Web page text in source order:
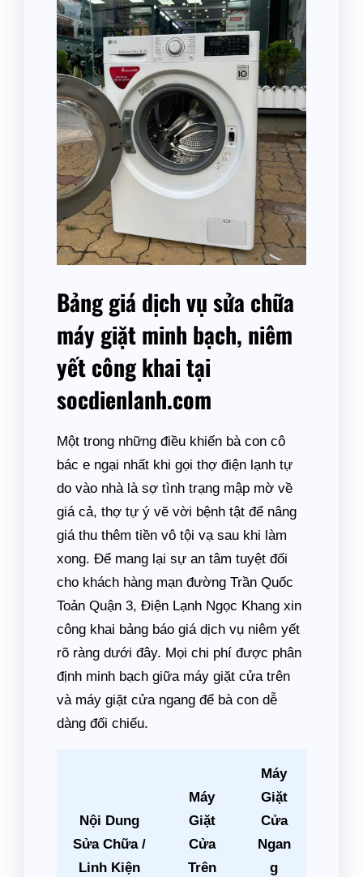
Bảng giá dịch vụ sửa chữa
máy giặt minh bạch, niêm
yết công khai tại
socdienlanh.com
Một trong những điều khiến bà con cô
bác e ngại nhất khi gọi thợ điện lạnh tự
do vào nhà là sợ tình trạng mập mờ về
giá cả, thợ tự ý vẽ vời bệnh tật để nâng
giá thu thêm tiền vô tội vạ sau khi làm
xong. Để mang lại sự an tâm tuyệt đối
cho khách hàng mạn đường Trần Quốc
Toản Quận 3, Điện Lạnh Ngọc Khang xin
công khai bảng báo giá dịch vụ niêm yết
rõ ràng dưới đây. Mọi chi phí được phân
định minh bạch giữa máy giặt cửa trên
và máy giặt cửa ngang để bà con dễ
dàng đối chiếu.
Nội Dung
Sửa Chữa /
Linh Kiện
Máy
Giặt
Cửa
Trên
Máy
Giặt
Cửa
Ngan
g